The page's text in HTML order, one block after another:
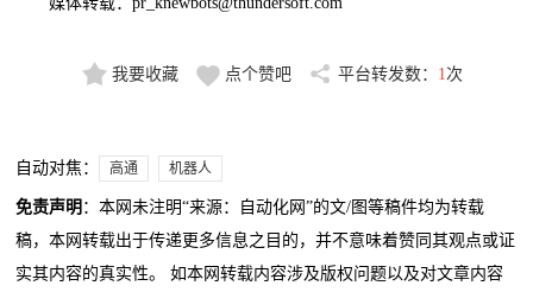
我要收藏 点个赞吧 平台转发数： 1次
自动对焦： 高通 机器人
免责声明 ：本网未注明“来源：自动化网”的文/图等稿件均为转载
稿，本网转载出于传递更多信息之目的，并不意味着赞同其观点或证
实其内容的真实性。 如本网转载内容涉及版权问题以及对文章内容